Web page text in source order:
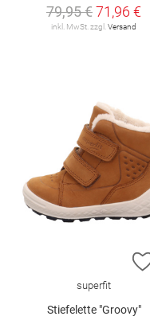
79,95 €71,96 €
inkl. MwSt. zzgl. Versand
superfit
Stiefelette "Groovy"